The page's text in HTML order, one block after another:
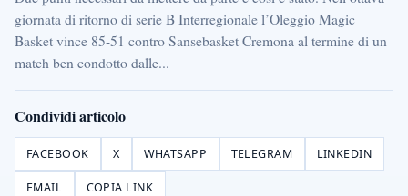
giornata di ritorno di serie B Interregionale l’Oleggio Magic
Basket vince 85-51 contro Sansebasket Cremona al termine di un
match ben condotto dalle...
Condividi articolo
FACEBOOK X WHATSAPP TELEGRAM LINKEDIN
EMAIL COPIA LINK